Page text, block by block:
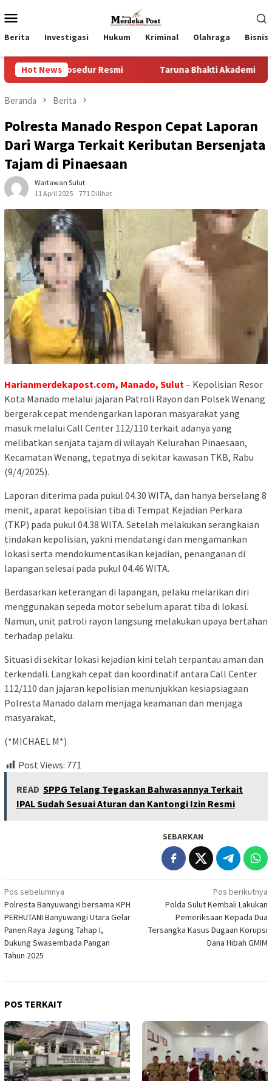
ke
kontenMobile
Berita Investigasi Hukum Kriminal Olahraga Bisnis
Hot News
Resmi Taruna Bhakti Akademi TNI 2026
Beranda Berita
Polresta Manado Respon Cepat Laporan
Dari Warga Terkait Keributan Bersenjata
Tajam di Pinaesaan
Wartawan Sulut
11 April 2025
771 Dilihat
Harianmerdekapost.com, Manado, Sulut– Kepolisian Resor
Kota Manado melalui jajaran Patroli Rayon dan Polsek Wenang
bergerak cepat mendengarkan laporan masyarakat yang
masuk melalui Call Center 112/110 terkait adanya yang
melibatkan senjata tajam di wilayah Kelurahan Pinaesaan,
Kecamatan Wenang, tepatnya di sekitar kawasan TKB, Rabu
(9/4/2025).
Laporan diterima pada pukul 04.30 WITA, dan hanya berselang 8
menit, aparat kepolisian tiba di Tempat Kejadian Perkara
(TKP) pada pukul 04.38 WITA. Setelah melakukan serangkaian
tindakan kepolisian, yakni mendatangi dan mengamankan
lokasi serta mendokumentasikan kejadian, penanganan di
lapangan selesai pada pukul 04.46 WITA.
Berdasarkan keterangan di lapangan, pelaku melarikan diri
menggunakan sepeda motor sebelum aparat tiba di lokasi.
Namun, unit patroli rayon langsung melakukan upaya bertahan
terhadap pelaku.
Situasi di sekitar lokasi kejadian kini telah terpantau aman dan
terkendali. Langkah cepat dan koordinatif antara Call Center
112/110 dan jajaran kepolisian menunjukkan kesiapsiagaan
Polresta Manado dalam menjaga keamanan dan menjaga
masyarakat,
(*MICHAEL M*)
Post Views: 771
READ SPPG Telang Tegaskan Bahwasannya Terkait
IPAL Sudah Sesuai Aturan dan Kantongi Izin Resmi
SEBARKAN
Navigasi
pos
Pos sebelumnya
Polresta Banyuwangi bersama KPH
PERHUTANI Banyuwangi Utara Gelar
Panen Raya Jagung Tahap I,
Dukung Swasembada Pangan
Tahun 2025
Pos berikutnya
Polda Sulut Kembali Lakukan
Pemeriksaan Kepada Dua
Tersangka Kasus Dugaan Korupsi
Dana Hibah GMIM
POS TERKAIT